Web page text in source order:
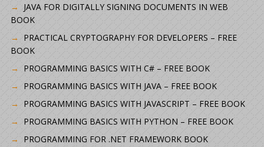
JAVA FOR DIGITALLY SIGNING DOCUMENTS IN WEB
BOOK
PRACTICAL CRYPTOGRAPHY FOR DEVELOPERS – FREE
BOOK
PROGRAMMING BASICS WITH C# – FREE BOOK
PROGRAMMING BASICS WITH JAVA – FREE BOOK
PROGRAMMING BASICS WITH JAVASCRIPT – FREE BOOK
PROGRAMMING BASICS WITH PYTHON – FREE BOOK
PROGRAMMING FOR .NET FRAMEWORK BOOK